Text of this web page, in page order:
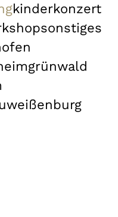
kinderkonzert
sonstiges
grünwald
weißenburg